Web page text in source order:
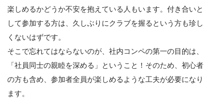
楽しめるかどうか不安を抱えている人もいます。付き合いと
して参加する方は、久しぶりにクラブを握るという方も珍し
くないはずです。
そこで忘れてはならないのが、社内コンペの第一の目的は、
「社員同士の親睦を深める」ということ！そのため、初心者
の方も含め、参加者全員が楽しめるような工夫が必要になり
ます。